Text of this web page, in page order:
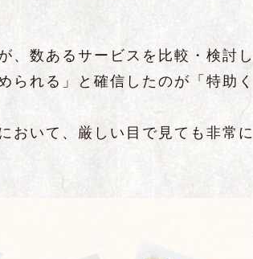
、数あるサービスを比較・検討し
られる」と確信したのが「特助く
おいて、厳しい目で見ても非常に